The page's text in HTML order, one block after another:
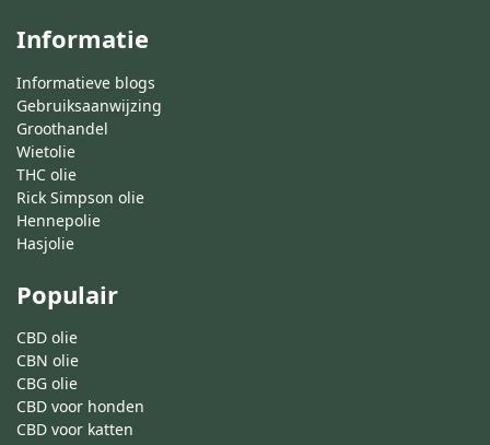
Informatie
Informatieve blogs
Gebruiksaanwijzing
Groothandel
Wietolie
THC olie
Rick Simpson olie
Hennepolie
Hasjolie
Populair
CBD olie
CBN olie
CBG olie
CBD voor honden
CBD voor katten